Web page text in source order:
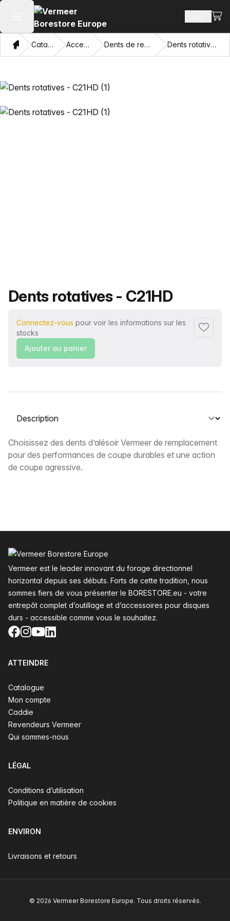
Ouvrir le menu principal
Voir
DomicileCatalogue Accessoires Dents de remplacement Dents rotatives - C21HD
Nom du produit
Dents rotatives - C21HD
Connectez-vous pour voir les informations sur les
stocks
Ajouter
Ajouter au panier
Sélectionnez un onglet
Description
Choisissez des dents d’alésoir Vermeer de remplacement
pour des performances de coupe durables et une action
de coupe agressive.
Vermeer est le leader innovant du forage directionnel
horizontal depuis ses débuts. Forts de cette tradition, nous
sommes fiers de vous présenter le BORESTORE.eu - votre
entrepôt complet d’outillage et d’accessoires pour disques
durs - accessible comme vous le souhaitez.
Facebook
Instagram
YouTube
LinkedIn
ATTEINDRE
Catalogue
Mon compte
Caddie
Revendeurs Vermeer
Qui sommes-nous
LÉGAL
Conditions d’utilisation
Politique en matière de cookies
ENVIRON
Livraisons et retours
© 2026 Vermeer Borestore Europe. Tous droits réservés.